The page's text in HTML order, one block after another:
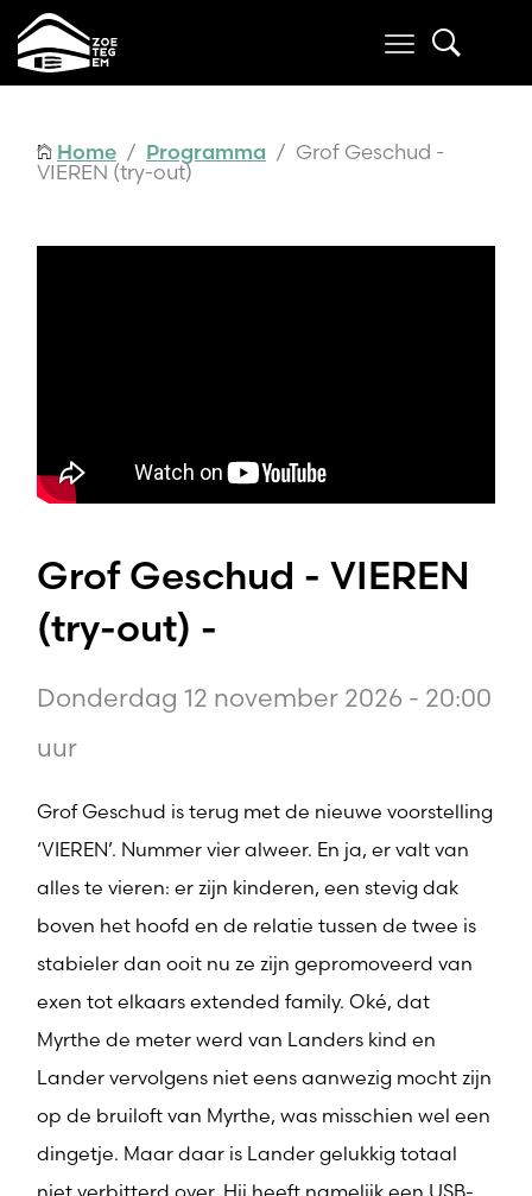
Home / Programma / Grof Geschud -
VIEREN (try-out)
Grof Geschud - VIEREN
(try-out) -
Donderdag 12 november 2026 - 20:00
uur
Grof Geschud is terug met de nieuwe voorstelling
‘VIEREN’. Nummer vier alweer. En ja, er valt van
alles te vieren: er zijn kinderen, een stevig dak
boven het hoofd en de relatie tussen de twee is
stabieler dan ooit nu ze zijn gepromoveerd van
exen tot elkaars extended family. Oké, dat
Myrthe de meter werd van Landers kind en
Lander vervolgens niet eens aanwezig mocht zijn
op de bruiloft van Myrthe, was misschien wel een
dingetje. Maar daar is Lander gelukkig totaal
niet verbitterd over. Hij heeft namelijk een USB-